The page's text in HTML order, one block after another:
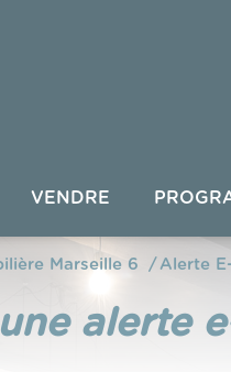
VENDRE
Appartement
Maison
Marseille 6 Alerte
une alerte